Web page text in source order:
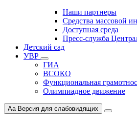
Наши партнеры
Средства массовой
Доступная среда
Пресс-служба
Детский сад
УВР
ГИА
ВСОКО
Функциональная
Олимпиадное движение
Aa Версия для слабовидящих